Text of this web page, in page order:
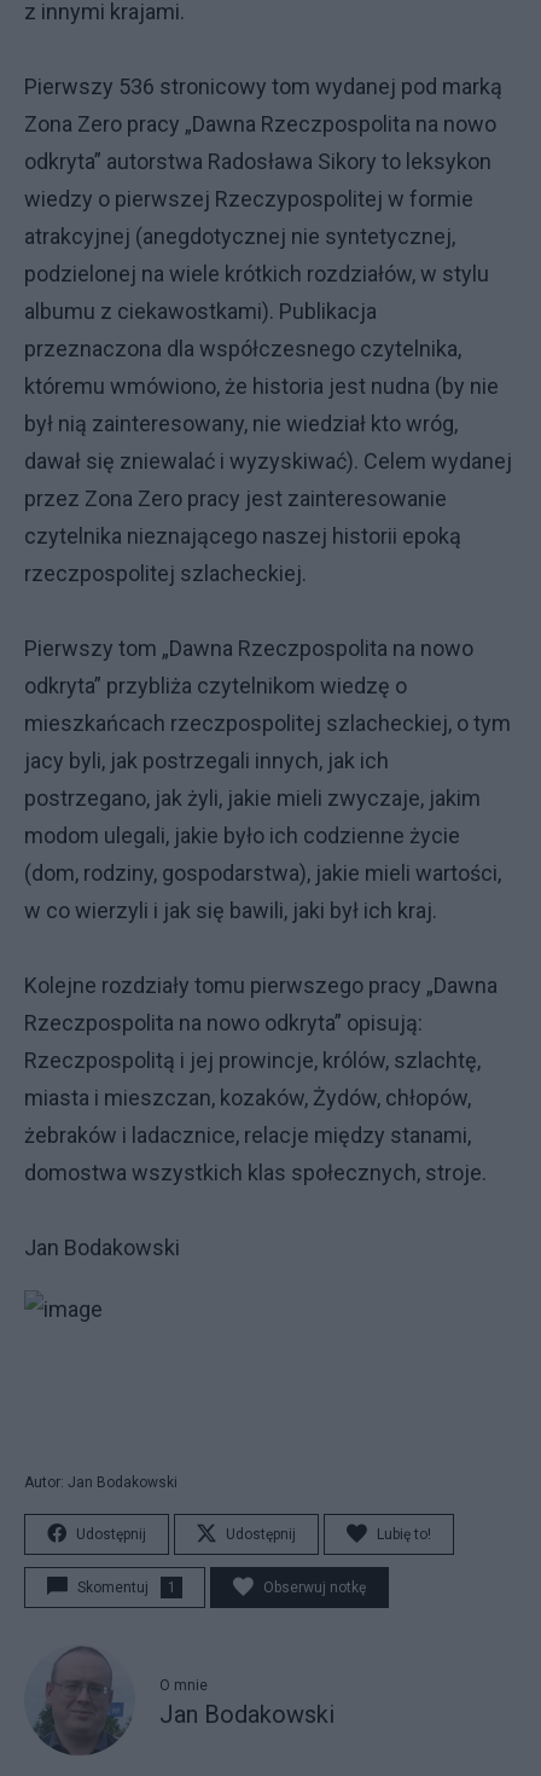
z innymi krajami.
Pierwszy 536 stronicowy tom wydanej pod marką
Zona Zero pracy „Dawna Rzeczpospolita na nowo
odkryta” autorstwa Radosława Sikory to leksykon
wiedzy o pierwszej Rzeczypospolitej w formie
atrakcyjnej (anegdotycznej nie syntetycznej,
podzielonej na wiele krótkich rozdziałów, w stylu
albumu z ciekawostkami). Publikacja
przeznaczona dla współczesnego czytelnika,
któremu wmówiono, że historia jest nudna (by nie
był nią zainteresowany, nie wiedział kto wróg,
dawał się zniewalać i wyzyskiwać). Celem wydanej
przez Zona Zero pracy jest zainteresowanie
czytelnika nieznającego naszej historii epoką
rzeczpospolitej szlacheckiej.
Pierwszy tom „Dawna Rzeczpospolita na nowo
odkryta” przybliża czytelnikom wiedzę o
mieszkańcach rzeczpospolitej szlacheckiej, o tym
jacy byli, jak postrzegali innych, jak ich
postrzegano, jak żyli, jakie mieli zwyczaje, jakim
modom ulegali, jakie było ich codzienne życie
(dom, rodziny, gospodarstwa), jakie mieli wartości,
w co wierzyli i jak się bawili, jaki był ich kraj.
Kolejne rozdziały tomu pierwszego pracy „Dawna
Rzeczpospolita na nowo odkryta” opisują:
Rzeczpospolitą i jej prowincje, królów, szlachtę,
miasta i mieszczan, kozaków, Żydów, chłopów,
żebraków i ladacznice, relacje między stanami,
domostwa wszystkich klas społecznych, stroje.
Jan Bodakowski
Autor: Jan Bodakowski
Udostępnij Udostępnij Lubię to!
Skomentuj 1 Obserwuj notkę
O mnie
Jan Bodakowski